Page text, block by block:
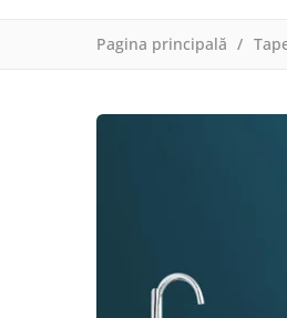
Pagina principală